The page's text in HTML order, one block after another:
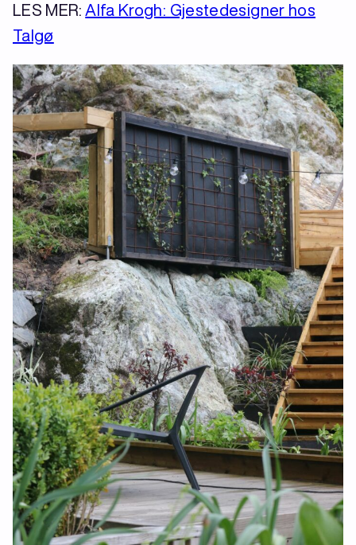
LES MER: Alfa Krogh: Gjestedesigner hos
Talgø